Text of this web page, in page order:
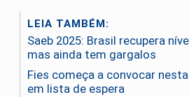
LEIA TAMBÉM:
Saeb 2025: Brasil recupera
mas ainda tem gargalos
Fies começa a convocar
em lista de espera